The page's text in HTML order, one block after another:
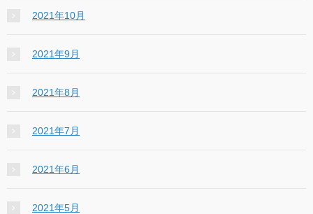
2021年10月
2021年9月
2021年8月
2021年7月
2021年6月
2021年5月